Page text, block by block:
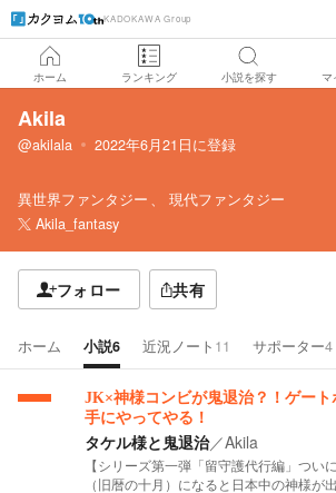
KADOKAWA Group
ホーム ランキング 小説を探す マ
Akila
@akilala 2022年6月21日に登録
異世界ファンタジー
現代ファンタジー
Akila_fantasy
フォロー 共有
ホーム 小説6 近況ノート 11 サポーター4
JK×神様コンビが鬼退治？！ゲー
手にやってやる！
タケル様と鬼退治／Akila
【シリーズ第一弾「留守護代行編」つ
（旧暦の十月）になると日本中の神様が